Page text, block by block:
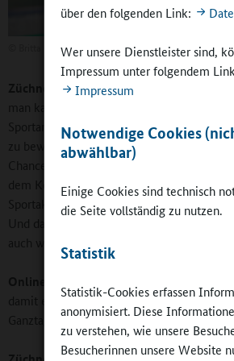
über den folgenden Link:
Wer unsere Dienstleister sind,
Impressum unter folgendem
Impressum
Notwendige Cookies
abwählbar)
Einige Cookies sind technisch
die Seite vollständig zu nutzen.
Statistik
Statistik-Cookies erfassen
anonymisiert. Diese
zu verstehen, wie unsere
Besucherinnen unsere Website
Britta Hüning
Züchner:
Informelles Lernen kann man
man kann nur Gelegenheit dafür geben.
Sportangeboten bieten die
zu bewegen, aber auch eine
Chancen: sich auszuprobieren, seinen
dem Körper Welt zu erfahren oder sich für
Sportaktivitäten erst einmal zu
Und darin liegen natürlich Chancen für
auch wenn diese natürlich nicht garantiert
Online-Redaktion:
damit eine Ausweitung des Sports aus?
Ganztagsschule insgesamt bewegter und